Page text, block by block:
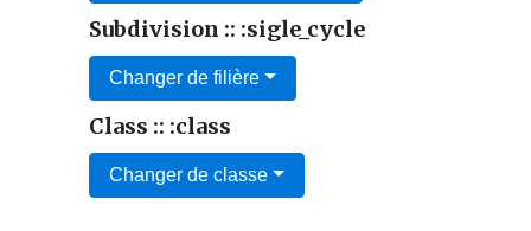
Subdivision :: :sigle_cycle
Changer de filière
Class :: :class
Changer de classe